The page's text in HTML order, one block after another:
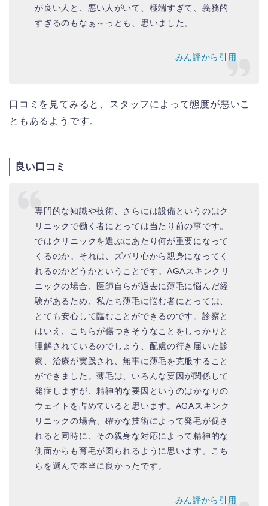
が良い人と、悪い人がいて、極端すぎて、義務的
すぎるのもなぁ～っとも、思いました。
みん評から引用
口コミを見てみると、スタッフによって態度が悪いこ
ともあるようです。
良い口コミ
専門的な知識や技術、さらには設備というのはク
リニックで働く者にとっては当たり前の事です。
ではクリニックを選ぶにあたり何が重要になって
くるのか。それは、ズバリ心から親身になってく
れるのかどうかということです。AGAスキンクリ
ニックの場合、医師自らが過去に薄毛に悩んだ経
験があるため、私たち薄毛に悩む者にとっては、
とても安心して臨むことができるのです。診察と
はいえ、こちらが傷つきそうなことをしっかりと
理解されているのでしょう、配慮の行き届いた診
察、治療が実践され、無事に薄毛を克服すること
ができました。薄毛は、いろんな要因が関係して
発症しますが、精神的な要因というのはかなりの
ウェイトを占めていると思います。AGAスキンク
リニックの場合、確かな技術によって発毛が促さ
れると同時に、その親身な対応によって精神的な
側面からも育毛が図られるように思います。こち
らを選んで本当に良かったです。
みん評から引用